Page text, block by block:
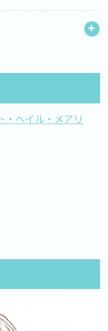
・ヘイル・メアリ